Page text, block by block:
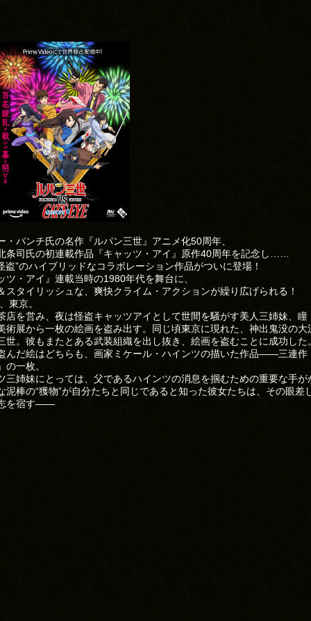
・パンチ氏の名作『ルパン三世』アニメ化50周年、
条司氏の初連載作品『キャッツ・アイ』原作40周年を記念し……
盗”のハイブリッドなコラボレーション作品がついに登場！
ツ・アイ』連載当時の1980年代を舞台に、
スタイリッシュな、爽快クライム・アクションが繰り広げられる！
東京。
店を営み、夜は怪盗キャッツアイとして世間を騒がす美人三姉妹、瞳
術展から一枚の絵画を盗み出す。同じ頃東京に現れた、神出鬼没の大
世。彼もまたとある武装組織を出し抜き、絵画を盗むことに成功した
んだ絵はどちらも、画家ミケール・ハインツの描いた作品――三連作
の一枚。
三姉妹にとっては、父であるハインツの消息を掴むための重要な手が
泥棒の“獲物”が自分たちと同じであると知った彼女たちは、その眼差
を宿す――